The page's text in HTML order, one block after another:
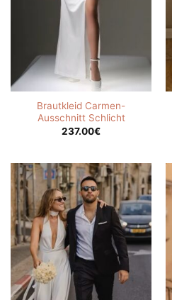
Brautkleid Carmen-
Ausschnitt Schlicht
237.00€